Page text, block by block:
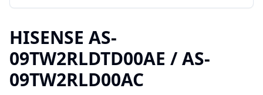
HISENSE AS-
09TW2RLDTD00AE / AS-
09TW2RLD00AC